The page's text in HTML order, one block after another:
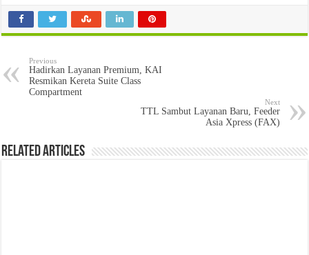
Previous
Hadirkan Layanan Premium, KAI
Resmikan Kereta Suite Class
Compartment
Next
TTL Sambut Layanan Baru, Feeder
Asia Xpress (FAX)
Related Articles